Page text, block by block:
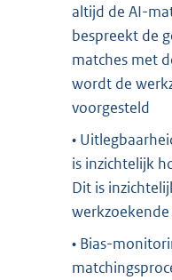
altijd de AI-
bespreekt de
matches met
wordt de
voorgesteld
•
is inzichtelijk
Dit is
• Bias-